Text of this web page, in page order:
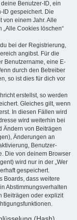
Benutzer-ID, ein
ID gespeichert. Die
einem Jahr. Alle
Cookies löschen“
bei der Registrierung,
angibst. Für die
Benutzername, eine E-
durch den Betreiber
so ist dies für dich vor
erstellst, so werden
Gleiches gilt, wenn
In diesen Fällen wird
wird weiterhin bei
Ändern von Beiträgen
Änderungen an
Benutzer-
Die von deinem Browser
wird nur in der „Wer
gespeichert.
Boards, dass weitere
Abstimmungsverhalten
Beiträgen oder explizit